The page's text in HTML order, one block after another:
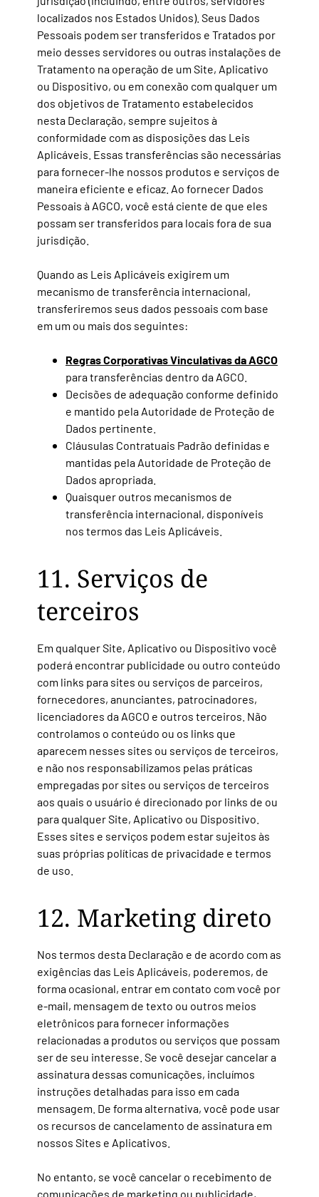
localizados nos Estados Unidos). Seus Dados
Pessoais podem ser transferidos e Tratados por
meio desses servidores ou outras instalações de
Tratamento na operação de um Site, Aplicativo
ou Dispositivo, ou em conexão com qualquer um
dos objetivos de Tratamento estabelecidos
nesta Declaração, sempre sujeitos à
conformidade com as disposições das Leis
Aplicáveis. Essas transferências são necessárias
para fornecer-lhe nossos produtos e serviços de
maneira eficiente e eficaz. Ao fornecer Dados
Pessoais à AGCO, você está ciente de que eles
possam ser transferidos para locais fora de sua
jurisdição.
Quando as Leis Aplicáveis exigirem um
mecanismo de transferência internacional,
transferiremos seus dados pessoais com base
em um ou mais dos seguintes:
Regras Corporativas Vinculativas da AGCO
para transferências dentro da AGCO.
Decisões de adequação conforme definido
e mantido pela Autoridade de Proteção de
Dados pertinente.
Cláusulas Contratuais Padrão definidas e
mantidas pela Autoridade de Proteção de
Dados apropriada.
Quaisquer outros mecanismos de
transferência internacional, disponíveis
nos termos das Leis Aplicáveis.
11. Serviços de
terceiros
Em qualquer Site, Aplicativo ou Dispositivo você
poderá encontrar publicidade ou outro conteúdo
com links para sites ou serviços de parceiros,
fornecedores, anunciantes, patrocinadores,
licenciadores da AGCO e outros terceiros. Não
controlamos o conteúdo ou os links que
aparecem nesses sites ou serviços de terceiros,
e não nos responsabilizamos pelas práticas
empregadas por sites ou serviços de terceiros
aos quais o usuário é direcionado por links de ou
para qualquer Site, Aplicativo ou Dispositivo.
Esses sites e serviços podem estar sujeitos às
suas próprias políticas de privacidade e termos
de uso.
12. Marketing direto
Nos termos desta Declaração e de acordo com as
exigências das Leis Aplicáveis, poderemos, de
forma ocasional, entrar em contato com você por
e-mail, mensagem de texto ou outros meios
eletrônicos para fornecer informações
relacionadas a produtos ou serviços que possam
ser de seu interesse. Se você desejar cancelar a
assinatura dessas comunicações, incluímos
instruções detalhadas para isso em cada
mensagem. De forma alternativa, você pode usar
os recursos de cancelamento de assinatura em
nossos Sites e Aplicativos.
No entanto, se você cancelar o recebimento de
comunicações de marketing ou publicidade,